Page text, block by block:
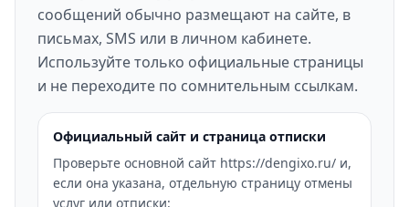
сообщений обычно размещают на сайте, в
письмах, SMS или в личном кабинете.
Используйте только официальные страницы
и не переходите по сомнительным ссылкам.
Официальный сайт и страница отписки
Проверьте основной сайт https://dengixo.ru/ и,
если она указана, отдельную страницу отмены
услуг или отписки: